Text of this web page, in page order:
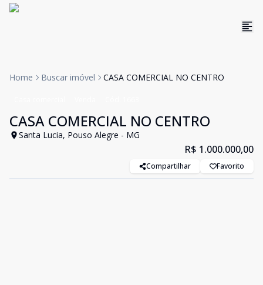
Home Buscar imóvel CASA COMERCIAL NO CENTRO
CASA COMERCIAL NO CENTRO
Santa Lucia, Pouso Alegre - MG
R$ 1.000.000,00
Compartilhar Favorito